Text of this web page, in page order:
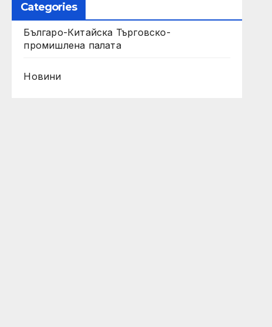
Categories
Българо-Китайска Търговско-
промишлена палaта
Новини